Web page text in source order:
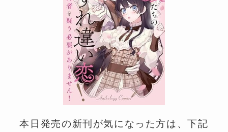
本日発売の新刊が気になった方は、下記